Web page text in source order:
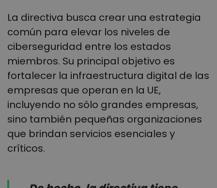
La directiva busca crear una estrategia
común para elevar los niveles de
ciberseguridad entre los estados
miembros. Su principal objetivo es
fortalecer la infraestructura digital de las
empresas que operan en la UE,
incluyendo no sólo grandes empresas,
sino también pequeñas organizaciones
que brindan servicios esenciales y
críticos.